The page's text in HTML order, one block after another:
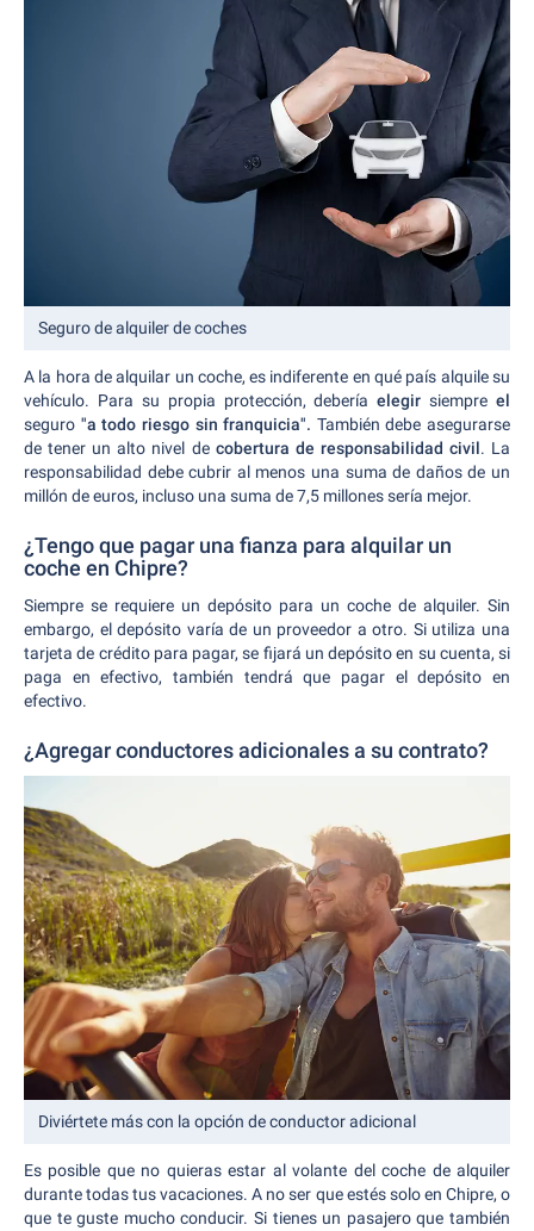
Seguro de alquiler de coches
A la hora de alquilar un coche, es indiferente en qué país alquile su
vehículo. Para su propia protección, deberíaelegir siempre el
seguro "a todo riesgo sin franquicia". También debe asegurarse
de tener un alto nivel de cobertura de responsabilidad civil. La
responsabilidad debe cubrir al menos una suma de daños de un
millón de euros, incluso una suma de 7,5 millones sería mejor.
¿Tengo que pagar una fianza para alquilar un
coche en Chipre?
Siempre se requiere un depósito para un coche de alquiler. Sin
embargo, el depósito varía de un proveedor a otro. Si utiliza una
tarjeta de crédito para pagar, se fijará un depósito en su cuenta, si
paga en efectivo, también tendrá que pagar el depósito en
efectivo.
¿Agregar conductores adicionales a su contrato?
Diviértete más con la opción de conductor adicional
Es posible que no quieras estar al volante del coche de alquiler
durante todas tus vacaciones. A no ser que estés solo en Chipre, o
que te guste mucho conducir. Si tienes un pasajero que también